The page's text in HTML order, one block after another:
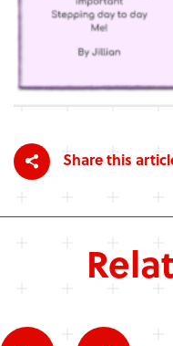
Share this